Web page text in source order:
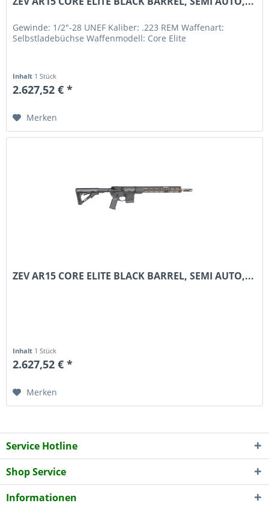
Gewinde: 1/2"-28 UNEF Kaliber: .223 REM Waffenart:
Selbstladebüchse Waffenmodell: Core Elite
Inhalt 1 Stück
2.627,52 € *
Merken
ZEV AR15 CORE ELITE BLACK BARREL, SEMI AUTO,...
Inhalt 1 Stück
2.627,52 € *
Merken
Service Hotline
Shop Service
Informationen